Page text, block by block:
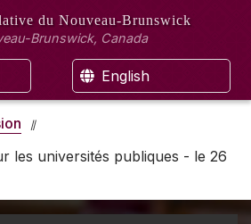
du Nouveau-Brunswick
Brunswick, Canada
English
les universités publiques - le 26